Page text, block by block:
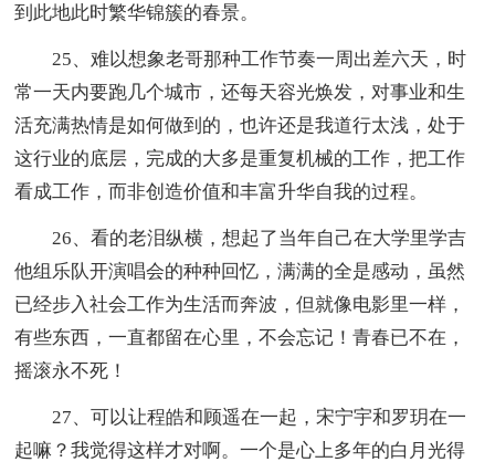
到此地此时繁华锦簇的春景。
25、难以想象老哥那种工作节奏一周出差六天，时
常一天内要跑几个城市，还每天容光焕发，对事业和生
活充满热情是如何做到的，也许还是我道行太浅，处于
这行业的底层，完成的大多是重复机械的工作，把工作
看成工作，而非创造价值和丰富升华自我的过程。
26、看的老泪纵横，想起了当年自己在大学里学吉
他组乐队开演唱会的种种回忆，满满的全是感动，虽然
已经步入社会工作为生活而奔波，但就像电影里一样，
有些东西，一直都留在心里，不会忘记！青春已不在，
摇滚永不死！
27、可以让程皓和顾遥在一起，宋宁宇和罗玥在一
起嘛？我觉得这样才对啊。一个是心上多年的白月光得